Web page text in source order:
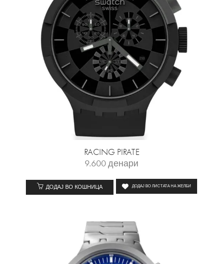
RACING PIRATE
9.600денари
ДОДАЈ ВО КОШНИЦА ДОДАЈ ВО ЛИСТАТА НА ЖЕЛБИ